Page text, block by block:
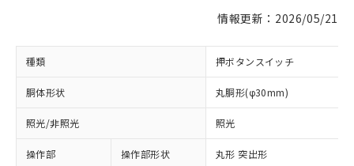
情報更新：2026/05/21
種類 押ボタンスイッチ
胴体形状 丸胴形(φ30mm)
照光/非照光 照光
操作部 操作部形状 丸形 突出形